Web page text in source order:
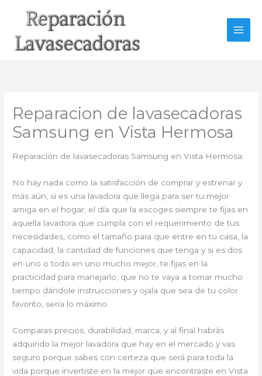
Reparacion de lavasecadoras
Samsung en Vista Hermosa
Reparación de lavasecadoras Samsung en Vista Hermosa:
No hay nada como la satisfacción de comprar y estrenar y
más aún, si es una lavadora que llega para ser tu mejor
amiga en el hogar, el día que la escoges siempre te fijas en
aquella lavadora que cumpla con el requerimiento de tus
necesidades, como el tamaño para que entre en tu casa, la
capacidad, la cantidad de funciones que tenga y si es dos
en uno o todo en uno mucho mejor, te fijas en la
practicidad para manejarlo, que no te vaya a tomar mucho
tiempo dándole instrucciones y ojala que sea de tu color
favorito, sería lo máximo.
Comparas precios, durabilidad, marca, y al final habrás
adquirido la mejor lavadora que hay en el mercado y vas
seguro porque sabes con certeza que será para toda la
vida porque invertiste en la mejor que encontraste en Vista